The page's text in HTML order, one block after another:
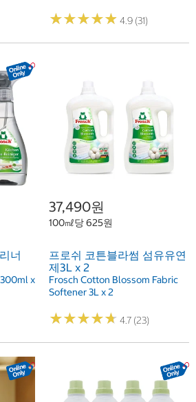
★★★★★
★★★★★ 4.9 (31)
너
x
37,490원
100㎖당 625원
프로쉬 코튼블라썸 섬유유연
제3L x 2
Frosch Cotton Blossom Fabric
Softener 3L x 2
★★★★★
★★★★★ 4.7 (23)